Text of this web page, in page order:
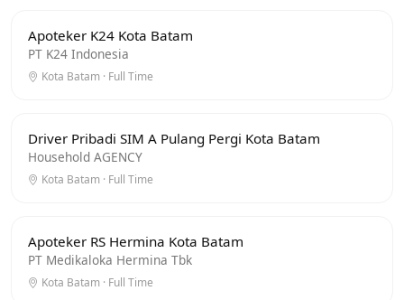
Apoteker K24 Kota Batam
PT K24 Indonesia
Kota Batam · Full Time
Driver Pribadi SIM A Pulang Pergi Kota Batam
Household AGENCY
Kota Batam · Full Time
Apoteker RS Hermina Kota Batam
PT Medikaloka Hermina Tbk
Kota Batam · Full Time